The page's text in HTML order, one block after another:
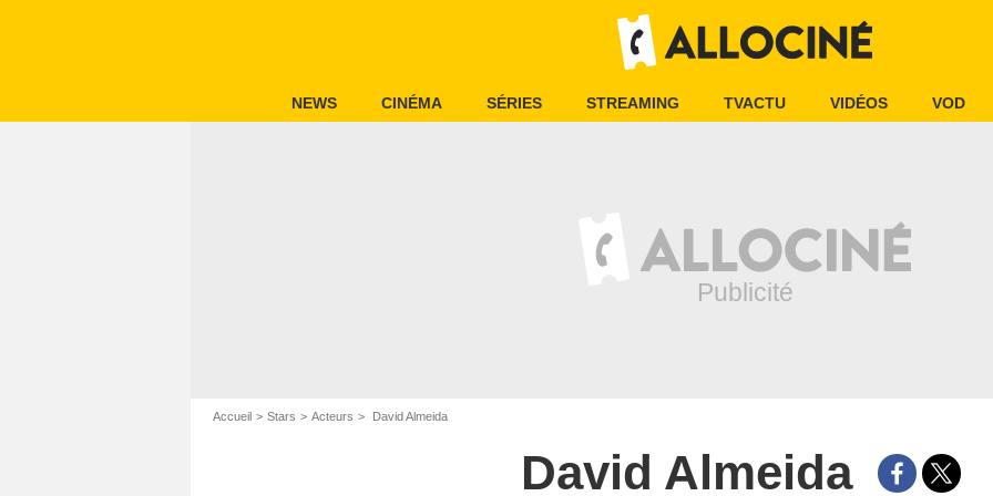
NEWS CINÉMA SÉRIES STREAMING TVACTU VIDÉOS VOD
Accueil Stars Acteurs David Almeida
David Almeida